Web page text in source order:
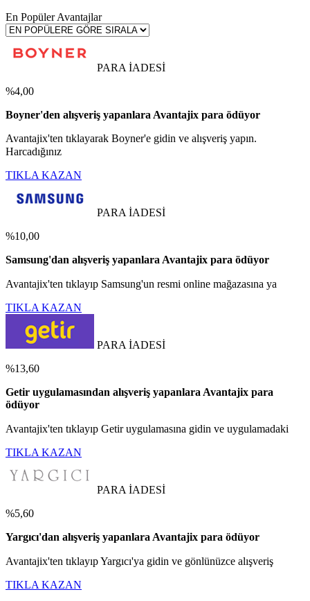
En Popüler Avantajlar
PARA İADESİ
%4,00
Boyner'den alışveriş yapanlara Avantajix para ödüyor
Avantajix'ten tıklayarak Boyner'e gidin ve alışveriş yapın.
Harcadığınız
TIKLA KAZAN
PARA İADESİ
%10,00
Samsung'dan alışveriş yapanlara Avantajix para ödüyor
Avantajix'ten tıklayıp Samsung'un resmi online mağazasına ya
TIKLA KAZAN
PARA İADESİ
%13,60
Getir uygulamasından alışveriş yapanlara Avantajix para
ödüyor
Avantajix'ten tıklayıp Getir uygulamasına gidin ve uygulamadaki
TIKLA KAZAN
PARA İADESİ
%5,60
Yargıcı'dan alışveriş yapanlara Avantajix para ödüyor
Avantajix'ten tıklayıp Yargıcı'ya gidin ve gönlünüzce alışveriş
TIKLA KAZAN